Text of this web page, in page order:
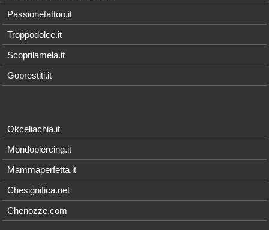
Passionetattoo.it
Troppodolce.it
Scoprilamela.it
Goprestiti.it
Okceliachia.it
Mondopiercing.it
Mammaperfetta.it
Chesignifica.net
Chenozze.com